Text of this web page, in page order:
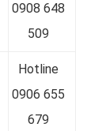
0908 648
509
Hotline
0906 655
679